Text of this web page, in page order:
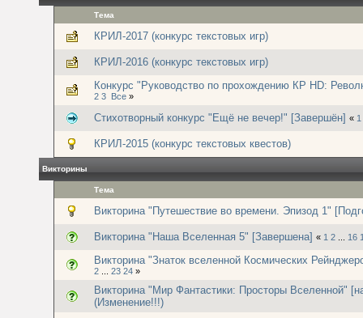
Тема
КРИЛ-2017 (конкурс текстовых игр)
КРИЛ-2016 (конкурс текстовых игр)
Конкурс "Руководство по прохождению КР HD:
2 3 Все »
Стихотворный конкурс "Ещё не вечер!" [Завершён] « 1
КРИЛ-2015 (конкурс текстовых квестов)
Викторины
Тема
Викторина "Путешествие во времени. Эпизод 1"
Викторина "Наша Вселенная 5" [Завершена] « 1 2 16
Викторина "Знаток вселенной Космических
2 23 24 »
Викторина "Мир Фантастики: Просторы Вселенной"
(Изменение!!!)